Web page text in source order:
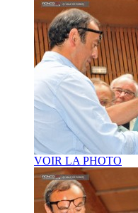
VOIR LA PHOTO